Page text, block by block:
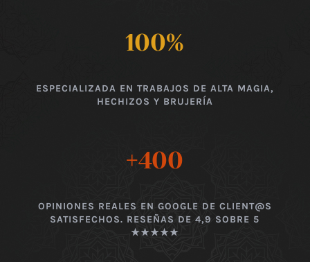
100%
ESPECIALIZADA EN TRABAJOS DE ALTA MAGIA,
HECHIZOS Y BRUJERÍA
+400
OPINIONES REALES EN GOOGLE DE CLIENT@S
SATISFECHOS. RESEÑAS DE 4,9 SOBRE 5
★★★★★